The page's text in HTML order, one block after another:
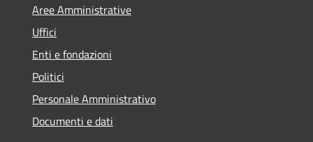
Aree Amministrative
Uffici
Enti e fondazioni
Politici
Personale Amministrativo
Documenti e dati